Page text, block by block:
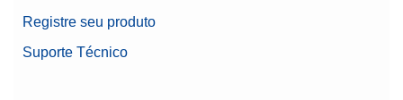
Registre seu produto
Suporte Técnico